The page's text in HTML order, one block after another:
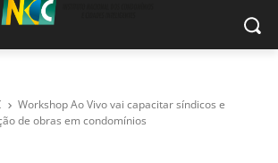
Workshop Ao Vivo vai capacitar síndicos e
de obras em condomínios